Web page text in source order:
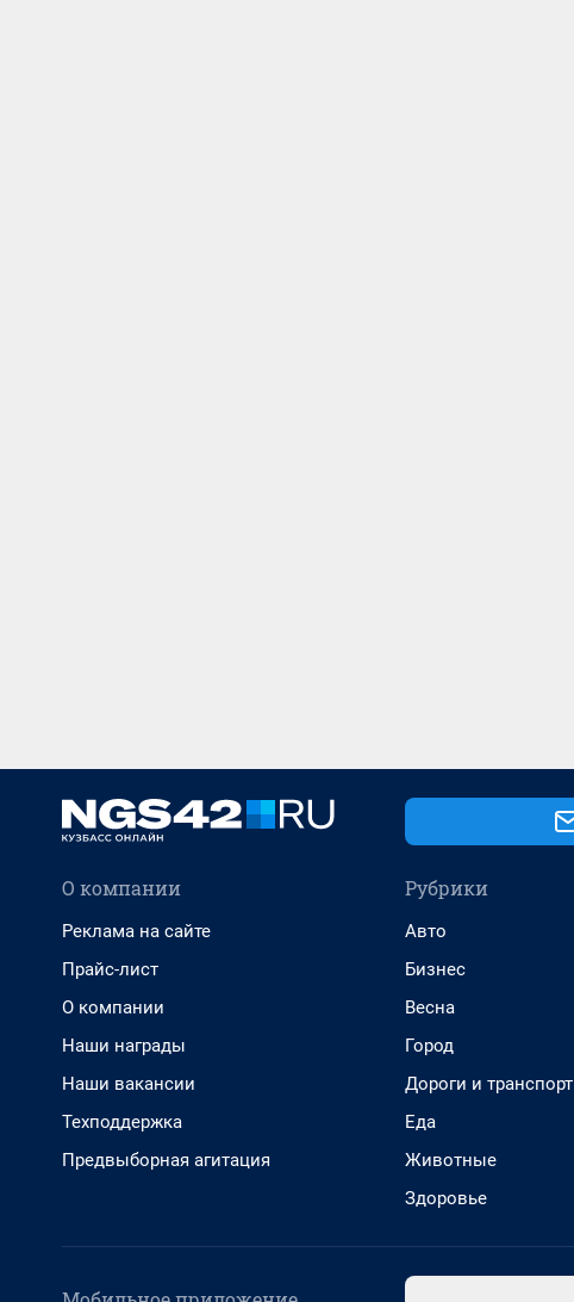
О компании
Реклама на сайте
Прайс-лист
О компании
Наши награды
Наши вакансии
Техподдержка
Предвыборная агитация
Рубрики
Авто
Бизнес
Весна
Город
Дороги и транспорт
Еда
Животные
Здоровье